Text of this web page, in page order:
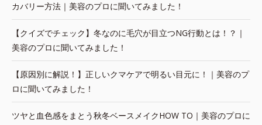
カバリー方法｜美容のプロに聞いてみました！
【クイズでチェック】冬なのに毛穴が目立つNG行動とは！？｜
美容のプロに聞いてみました！
【原因別に解説！】正しいクマケアで明るい目元に！｜美容のプ
ロに聞いてみました！
ツヤと血色感をまとう秋冬ベースメイクHOW TO｜美容のプロに